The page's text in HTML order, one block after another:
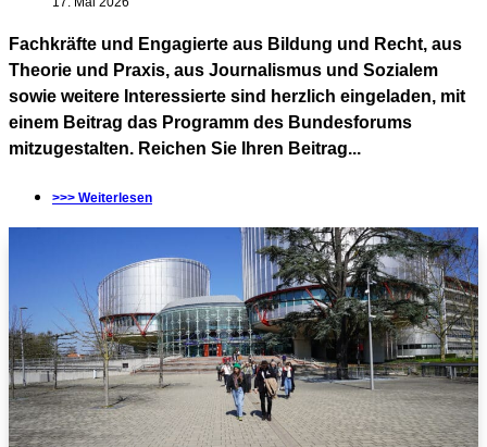
Fachkräfte und Engagierte aus Bildung und Recht, aus
Theorie und Praxis, aus Journalismus und Sozialem
sowie weitere Interessierte sind herzlich eingeladen, mit
einem Beitrag das Programm des Bundesforums
mitzugestalten. Reichen Sie Ihren Beitrag...
>>> Weiterlesen